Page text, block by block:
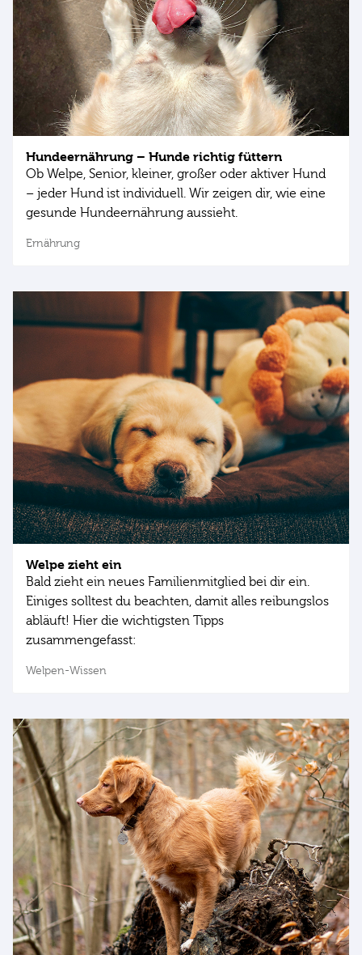
Hundeernährung – Hunde richtig füttern
Ob Welpe, Senior, kleiner, großer oder aktiver Hund
– jeder Hund ist individuell. Wir zeigen dir, wie eine
gesunde Hundeernährung aussieht.
Ernährung
Welpe zieht ein
Bald zieht ein neues Familienmitglied bei dir ein.
Einiges solltest du beachten, damit alles reibungslos
abläuft! Hier die wichtigsten Tipps
zusammengefasst:
Welpen-Wissen